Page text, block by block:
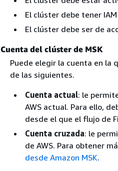
El clúster debe tener
El clúster debe ser de
Cuenta del clúster de MSK
Puede elegir la cuenta en la
de las siguientes.
Cuenta actual: le
AWS actual. Para ello,
desde el que el flujo de
Cuenta cruzada: le
de AWS. Para obtener
desde Amazon MSK.